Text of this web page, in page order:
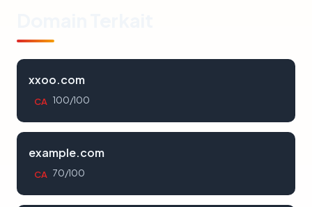
xxoo.com
CA 100/100
example.com
CA 70/100